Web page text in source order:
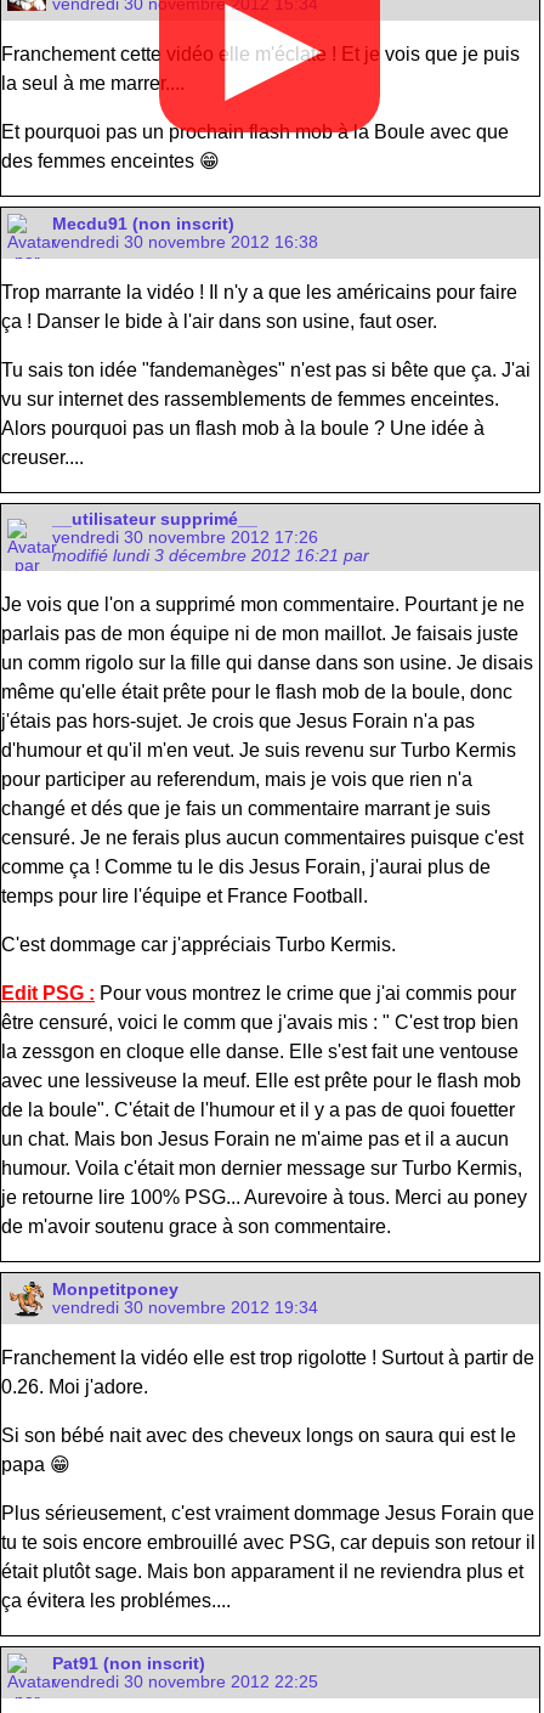
▶
vendredi 30 novembre 2012 15:34
Franchement cette vidéo elle m'éclate ! Et je vois que je puis
la seul à me marrer....
Et pourquoi pas un prochain flash mob à la Boule avec que
des femmes enceintes 😁
Mecdu91 (non inscrit)
vendredi 30 novembre 2012 16:38
Trop marrante la vidéo ! Il n'y a que les américains pour faire
ça ! Danser le bide à l'air dans son usine, faut oser.
Tu sais ton idée "fandemanèges" n'est pas si bête que ça. J'ai
vu sur internet des rassemblements de femmes enceintes.
Alors pourquoi pas un flash mob à la boule ? Une idée à
creuser....
__utilisateur supprimé__
vendredi 30 novembre 2012 17:26
modifié lundi 3 décembre 2012 16:21 par
Je vois que l'on a supprimé mon commentaire. Pourtant je ne
parlais pas de mon équipe ni de mon maillot. Je faisais juste
un comm rigolo sur la fille qui danse dans son usine. Je disais
même qu'elle était prête pour le flash mob de la boule, donc
j'étais pas hors-sujet. Je crois que Jesus Forain n'a pas
d'humour et qu'il m'en veut. Je suis revenu sur Turbo Kermis
pour participer au referendum, mais je vois que rien n'a
changé et dés que je fais un commentaire marrant je suis
censuré. Je ne ferais plus aucun commentaires puisque c'est
comme ça ! Comme tu le dis Jesus Forain, j'aurai plus de
temps pour lire l'équipe et France Football.
C'est dommage car j'appréciais Turbo Kermis.
Edit PSG : Pour vous montrez le crime que j'ai commis pour
être censuré, voici le comm que j'avais mis : " C'est trop bien
la zessgon en cloque elle danse. Elle s'est fait une ventouse
avec une lessiveuse la meuf. Elle est prête pour le flash mob
de la boule". C'était de l'humour et il y a pas de quoi fouetter
un chat. Mais bon Jesus Forain ne m'aime pas et il a aucun
humour. Voila c'était mon dernier message sur Turbo Kermis,
je retourne lire 100% PSG... Aurevoire à tous. Merci au poney
de m'avoir soutenu grace à son commentaire.
Monpetitponey
vendredi 30 novembre 2012 19:34
Franchement la vidéo elle est trop rigolotte ! Surtout à partir de
0.26. Moi j'adore.
Si son bébé nait avec des cheveux longs on saura qui est le
papa 😁
Plus sérieusement, c'est vraiment dommage Jesus Forain que
tu te sois encore embrouillé avec PSG, car depuis son retour il
était plutôt sage. Mais bon apparament il ne reviendra plus et
ça évitera les problémes....
Pat91 (non inscrit)
vendredi 30 novembre 2012 22:25